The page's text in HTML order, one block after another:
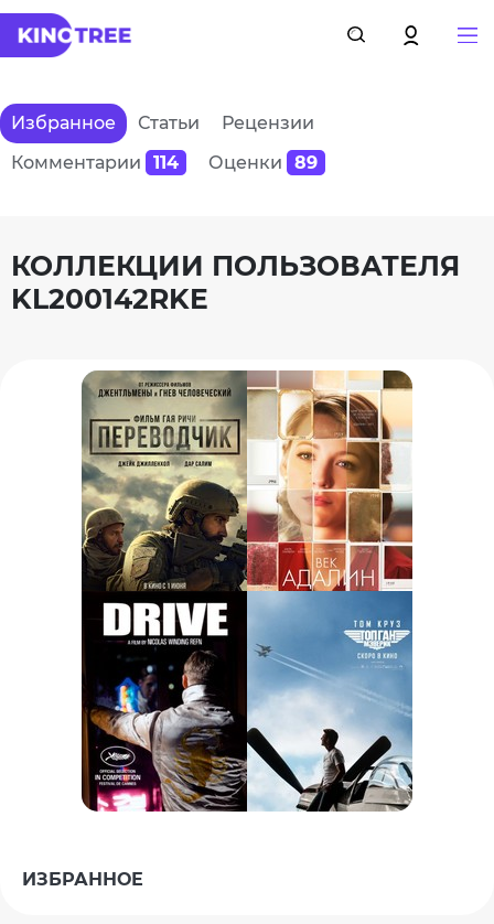
Избранное Статьи
Рецензии
Комментарии
114 Оценки 89
КОЛЛЕКЦИИ ПОЛЬЗОВАТЕЛЯ
KL200142RKE
ИЗБРАННОЕ